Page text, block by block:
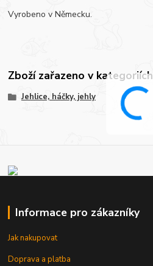
Vyrobeno v Německu.
Zboží zařazeno v kategoriích
Jehlice, háčky, jehly
Informace pro zákazníky
Jak nakupovat
Doprava a platba